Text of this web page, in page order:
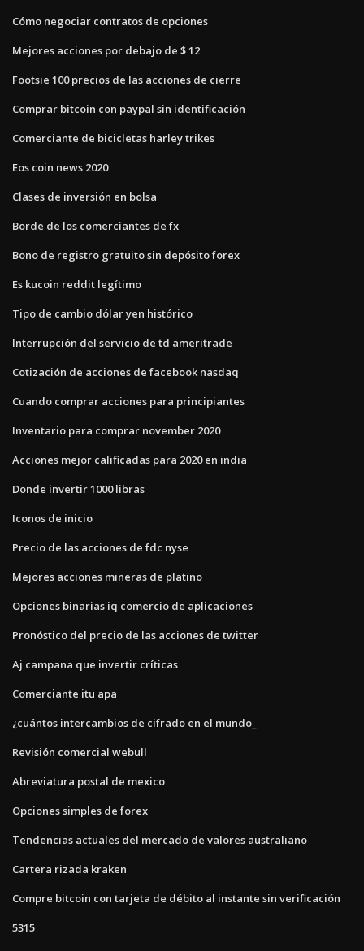
Cómo negociar contratos de opciones
Mejores acciones por debajo de $ 12
Footsie 100 precios de las acciones de cierre
Comprar bitcoin con paypal sin identificación
Comerciante de bicicletas harley trikes
Eos coin news 2020
Clases de inversión en bolsa
Borde de los comerciantes de fx
Bono de registro gratuito sin depósito forex
Es kucoin reddit legítimo
Tipo de cambio dólar yen histórico
Interrupción del servicio de td ameritrade
Cotización de acciones de facebook nasdaq
Cuando comprar acciones para principiantes
Inventario para comprar november 2020
Acciones mejor calificadas para 2020 en india
Donde invertir 1000 libras
Iconos de inicio
Precio de las acciones de fdc nyse
Mejores acciones mineras de platino
Opciones binarias iq comercio de aplicaciones
Pronóstico del precio de las acciones de twitter
Aj campana que invertir críticas
Comerciante itu apa
¿cuántos intercambios de cifrado en el mundo_
Revisión comercial webull
Abreviatura postal de mexico
Opciones simples de forex
Tendencias actuales del mercado de valores australiano
Cartera rizada kraken
Compre bitcoin con tarjeta de débito al instante sin verificación
5315